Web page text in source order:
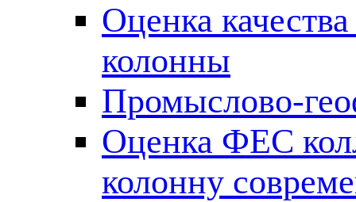
Оценка
колонны
Промыслово-
Оценка ФЕС
колонну